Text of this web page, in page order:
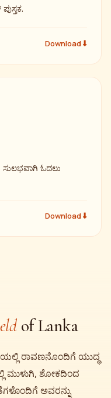
Download ⬇
ಓದಲು
Download ⬇
of Lanka
ರಾವಣನೊಂದಿಗೆ ಯುದ್ಧ
ಮುಳುಗಿ, ಶೋಕದಿಂದ
ಅವರನ್ನು